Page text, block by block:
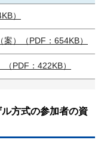
）
）（PDF：654KB）
PDF：422KB）
方式の参加者の資